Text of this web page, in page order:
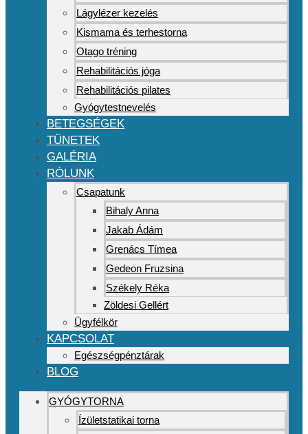
Lágylézer kezelés
Kismama és terhestorna
Otago tréning
Rehabilitációs jóga
Rehabilitációs pilates
Gyógytestnevelés
BETEGSÉGEK
TÜNETEK
GALÉRIA
RÓLUNK
Csapatunk
Bihaly Anna
Jakab Ádám
Grenács Tímea
Gedeon Fruzsina
Székely Réka
Zöldesi Gellért
Ügyfélkör
KAPCSOLAT
Egészségpénztárak
BLOG
GYÓGYTORNA
Ízületstatikai torna